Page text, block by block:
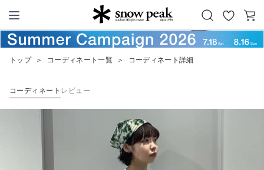
Snow Peak
お
気
カ
ー
トップ ＞ コーディネート一覧 ＞ コーディネート詳細
コーディネート レビュー